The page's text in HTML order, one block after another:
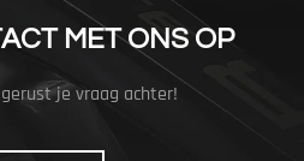
MET ONS OP
je vraag achter!